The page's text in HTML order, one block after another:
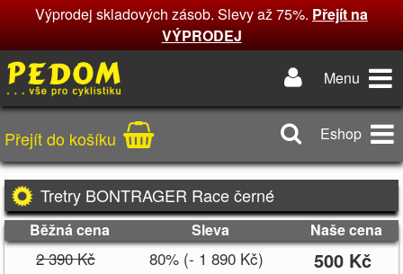
Výprodej skladových zásob. Slevy až 75%.Přejít na
VÝPRODEJ
Menu
Přejít do košíku Eshop
Tretry BONTRAGER Race černé
Běžná cena Sleva Naše cena
2 390 Kč 80% (- 1 890 Kč) 500 Kč